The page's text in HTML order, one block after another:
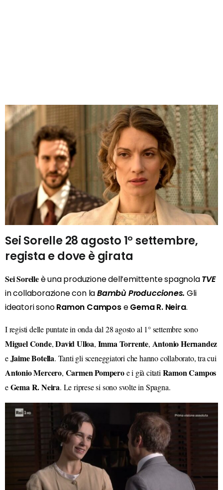
Sei Sorelle 28 agosto 1° settembre,
regista e dove è girata
Sei Sorelleèuna produzione dell’emittente spagnolaTVE
in collaborazione con laBambù Producciones. Gli
ideatori sonoRamon CamposeGema R. Neira.
I registi delle puntate in onda dal 28 agosto al 1° settembre sono
Miguel Conde,David Ulloa, Imma Torrente, Antonio Hernandez
eJaime Botella. Tanti gli sceneggiatori che hanno collaborato, tra cui
Antonio Mercero, CarmenPomperoe i già citati Ramon Campos
eGema R. Neira. Le riprese si sono svolte in Spagna.